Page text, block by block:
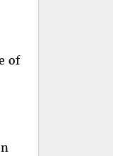
of